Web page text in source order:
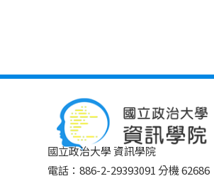
國立政治大學 資訊學院
電話：886-2-29393091 分機 62686